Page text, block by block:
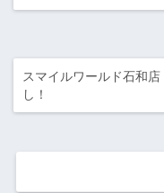
スマイルワールド石和
し！